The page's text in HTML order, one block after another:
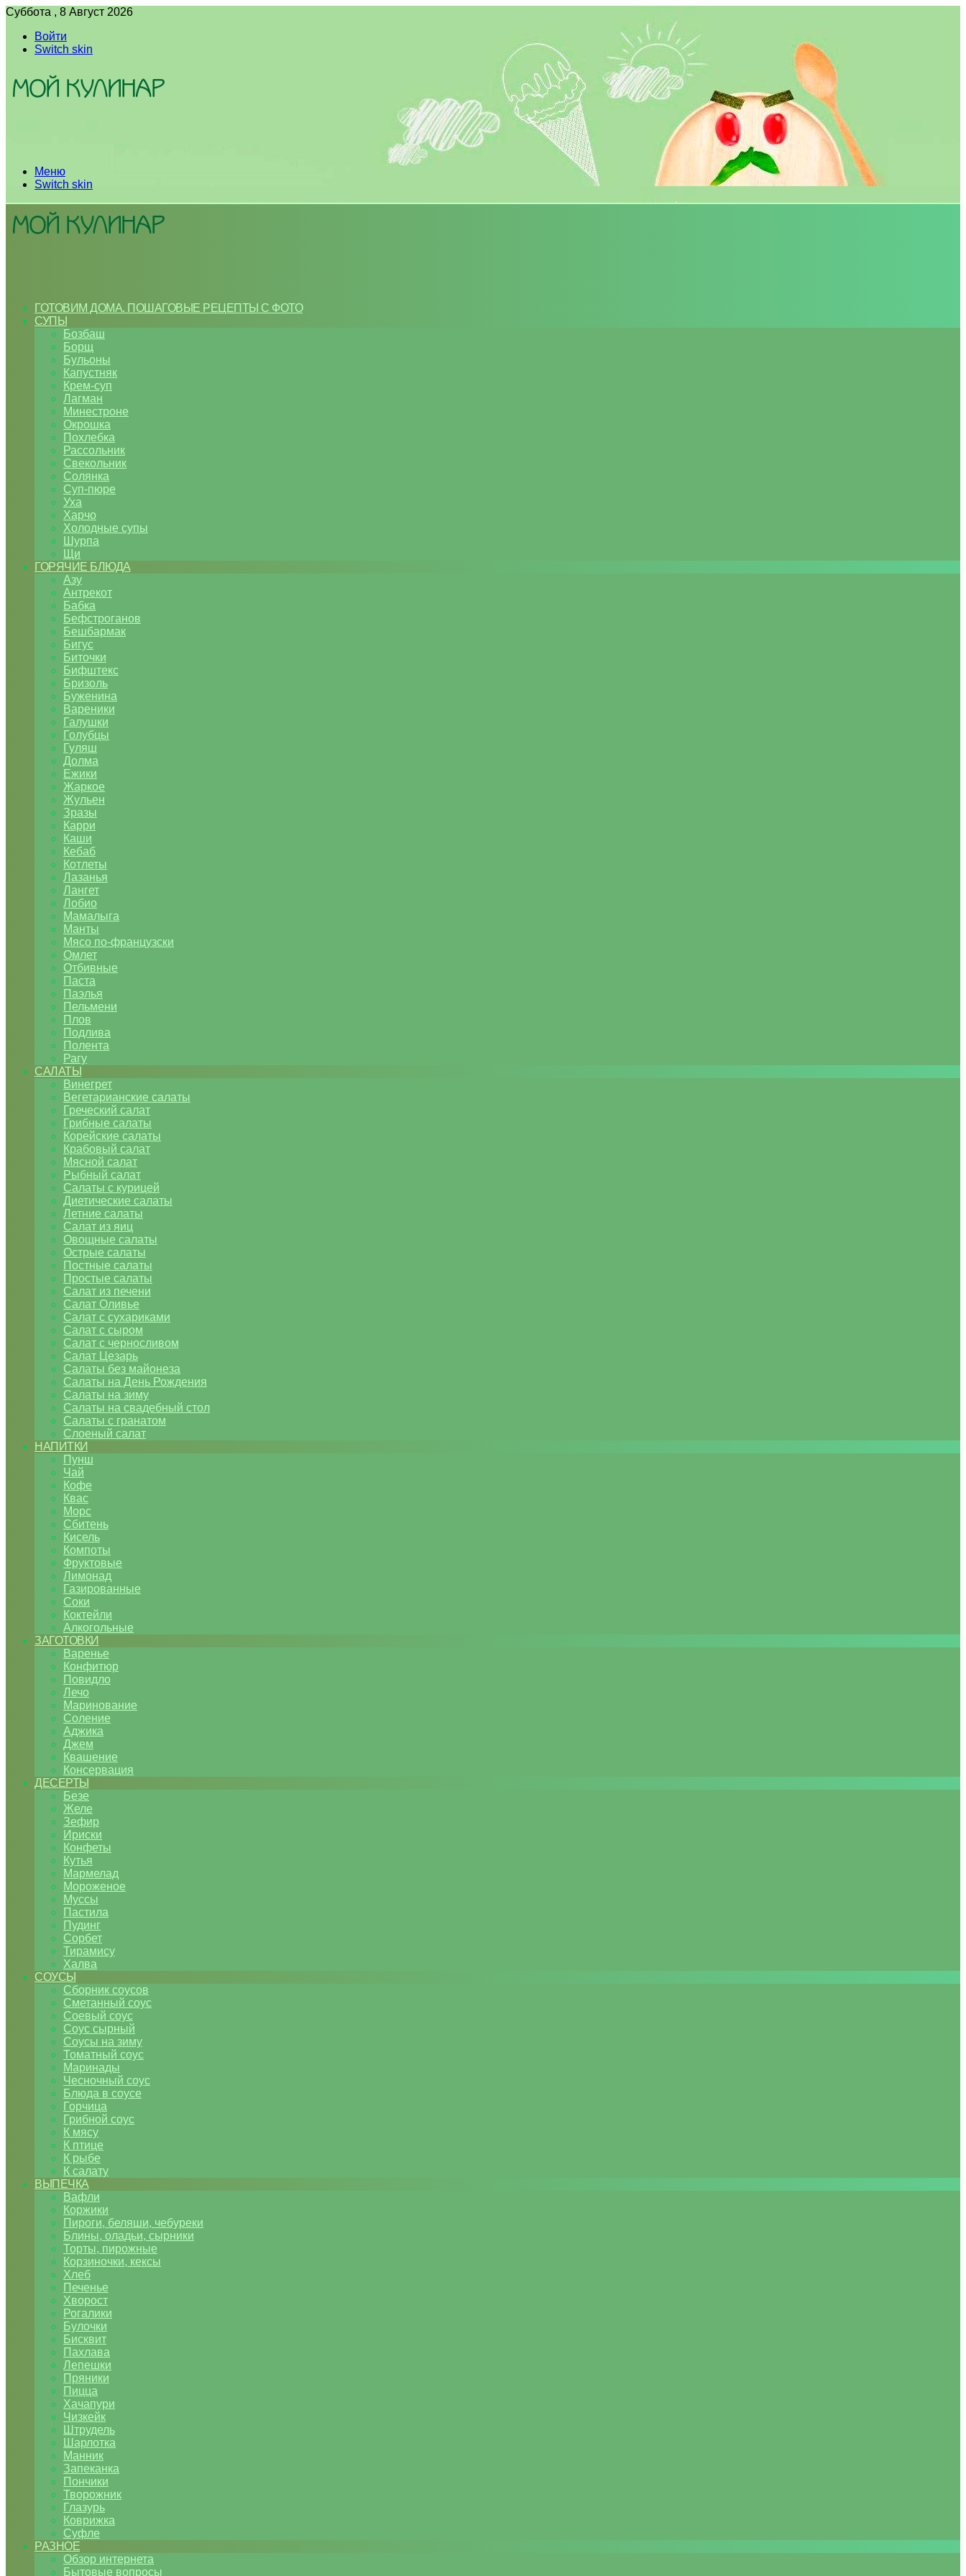
Суббота , 8 Август 2026
Войти
Switch skin
Меню
Switch skin
ГОТОВИМ ДОМА. ПОШАГОВЫЕ РЕЦЕПТЫ С ФОТО
СУПЫ
Бозбаш
Борщ
Бульоны
Капустняк
Крем-суп
Лагман
Минестроне
Окрошка
Похлебка
Рассольник
Свекольник
Солянка
Суп-пюре
Уха
Харчо
Холодные супы
Шурпа
Щи
ГОРЯЧИЕ БЛЮДА
Азу
Антрекот
Бабка
Бефстроганов
Бешбармак
Бигус
Биточки
Бифштекс
Бризоль
Буженина
Вареники
Галушки
Голубцы
Гуляш
Долма
Ежики
Жаркое
Жульен
Зразы
Карри
Каши
Кебаб
Котлеты
Лазанья
Лангет
Лобио
Мамалыга
Манты
Мясо по-французски
Омлет
Отбивные
Паста
Паэлья
Пельмени
Плов
Подлива
Полента
Рагу
САЛАТЫ
Винегрет
Вегетарианские салаты
Греческий салат
Грибные салаты
Корейские салаты
Крабовый салат
Мясной салат
Рыбный салат
Салаты с курицей
Диетические салаты
Летние салаты
Салат из яиц
Овощные салаты
Острые салаты
Постные салаты
Простые салаты
Салат из печени
Салат Оливье
Салат с сухариками
Салат с сыром
Салат с черносливом
Салат Цезарь
Салаты без майонеза
Салаты на День Рождения
Салаты на зиму
Салаты на свадебный стол
Салаты с гранатом
Слоеный салат
НАПИТКИ
Пунш
Чай
Кофе
Квас
Морс
Сбитень
Кисель
Компоты
Фруктовые
Лимонад
Газированные
Соки
Коктейли
Алкогольные
ЗАГОТОВКИ
Варенье
Конфитюр
Повидло
Лечо
Маринование
Соление
Аджика
Джем
Квашение
Консервация
ДЕСЕРТЫ
Безе
Желе
Зефир
Ириски
Конфеты
Кутья
Мармелад
Мороженое
Муссы
Пастила
Пудинг
Сорбет
Тирамису
Халва
СОУСЫ
Сборник соусов
Сметанный соус
Соевый соус
Соус сырный
Соусы на зиму
Томатный соус
Маринады
Чесночный соус
Блюда в соусе
Горчица
Грибной соус
К мясу
К птице
К рыбе
К салату
ВЫПЕЧКА
Вафли
Коржики
Пироги, беляши, чебуреки
Блины, оладьи, сырники
Торты, пирожные
Корзиночки, кексы
Хлеб
Печенье
Хворост
Рогалики
Булочки
Бисквит
Пахлава
Лепешки
Пряники
Пицца
Хачапури
Чизкейк
Штрудель
Шарлотка
Манник
Запеканка
Пончики
Творожник
Глазурь
Коврижка
Суфле
РАЗНОЕ
Обзор интернета
Бытовые вопросы